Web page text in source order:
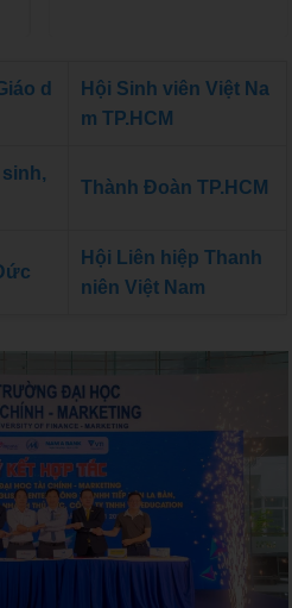
d
Hội Sinh viên Việt Na
m TP.HCM
Thành Đoàn TP.HCM
Hội Liên hiệp Thanh
niên Việt Nam